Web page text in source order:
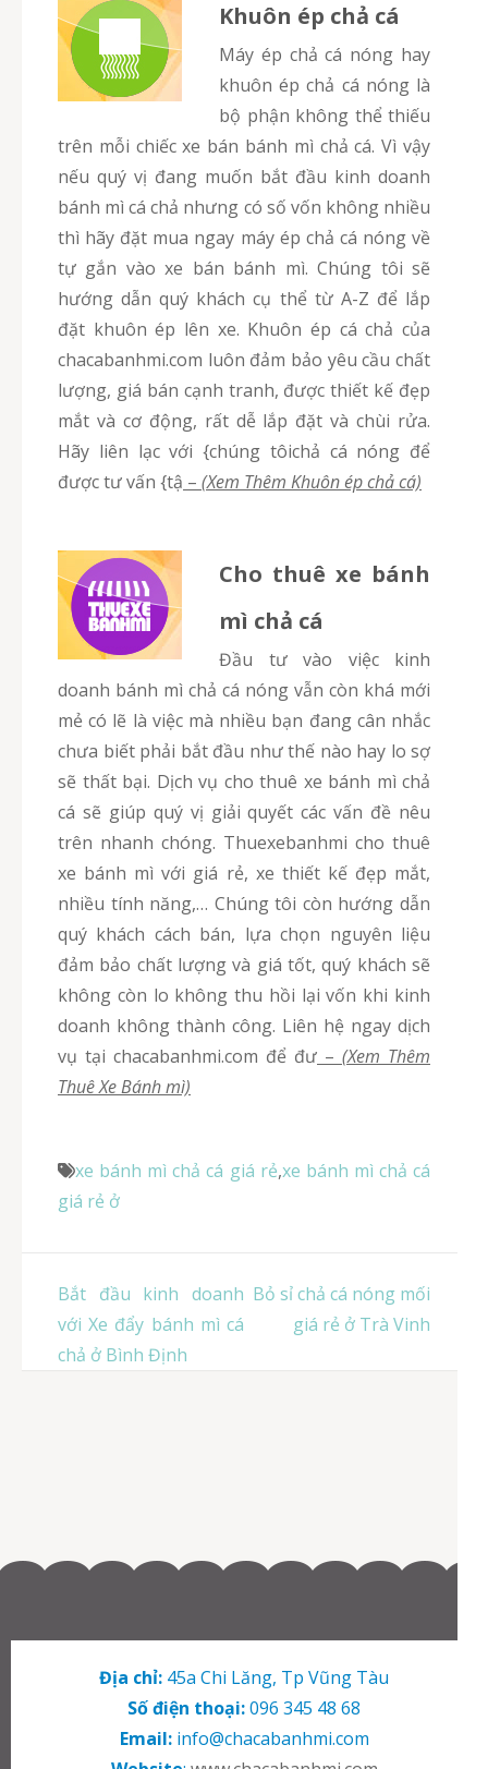
Khuôn ép chả cá
Máy ép chả cá nóng hay
khuôn ép chả cá nóng là
bộ phận không thể thiếu
trên mỗi chiếc xe bán bánh mì chả cá. Vì vậy
nếu quý vị đang muốn bắt đầu kinh doanh
bánh mì cá chả nhưng có số vốn không nhiều
thì hãy đặt mua ngay máy ép chả cá nóng về
tự gắn vào xe bán bánh mì. Chúng tôi sẽ
hướng dẫn quý khách cụ thể từ A-Z để lắp
đặt khuôn ép lên xe. Khuôn ép cá chả của
chacabanhmi.com luôn đảm bảo yêu cầu chất
lượng, giá bán cạnh tranh, được thiết kế đẹp
mắt và cơ động, rất dễ lắp đặt và chùi rửa.
Hãy liên lạc với {chúng tôichả cá nóng để
được tư vấn {tậ – (Xem Thêm Khuôn ép chả cá)
Cho thuê xe bánh
mì chả cá
Đầu tư vào việc kinh
doanh bánh mì chả cá nóng vẫn còn khá mới
mẻ có lẽ là việc mà nhiều bạn đang cân nhắc
chưa biết phải bắt đầu như thế nào hay lo sợ
sẽ thất bại. Dịch vụ cho thuê xe bánh mì chả
cá sẽ giúp quý vị giải quyết các vấn đề nêu
trên nhanh chóng. Thuexebanhmi cho thuê
xe bánh mì với giá rẻ, xe thiết kế đẹp mắt,
nhiều tính năng,… Chúng tôi còn hướng dẫn
quý khách cách bán, lựa chọn nguyên liệu
đảm bảo chất lượng và giá tốt, quý khách sẽ
không còn lo không thu hồi lại vốn khi kinh
doanh không thành công. Liên hệ ngay dịch
vụ tại chacabanhmi.com để đư – (Xem Thêm
Thuê Xe Bánh mì)
xe bánh mì chả cá giá rẻ,xe bánh mì chả cá
giá rẻ ở
Điều
hướng
bài
Bắt đầu kinh doanh
với Xe đẩy bánh mì cá
chả ở Bình Định
Bỏ sỉ chả cá nóng mối
giá rẻ ở Trà Vinh
Địa chỉ: 45a Chi Lăng, Tp Vũng Tàu
Số điện thoại:096 345 48 68
Email:info@chacabanhmi.com